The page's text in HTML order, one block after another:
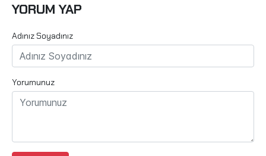
YORUM YAP
Adınız Soyadınız
Yorumunuz